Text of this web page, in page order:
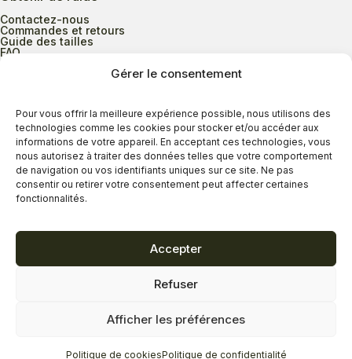
Gérer le consentement
Pour vous offrir la meilleure expérience possible, nous utilisons des
technologies comme les cookies pour stocker et/ou accéder aux
informations de votre appareil. En acceptant ces technologies, vous
nous autorisez à traiter des données telles que votre comportement
de navigation ou vos identifiants uniques sur ce site. Ne pas
consentir ou retirer votre consentement peut affecter certaines
fonctionnalités.
Accepter
Refuser
Afficher les préférences
Politique de cookiesPolitique de confidentialité
Contactez-nous
Commandes et retours
Guide des tailles
FAQ
Heures d’ouverture
Lundi au mercredi
9h00 à 17h30
Jeudi
9h00 à 20h00
Vendredi
9h00 à 18h00
Dimanche
11h00 à 16h30
Termes et conditions
Réalisation Zonart Communications